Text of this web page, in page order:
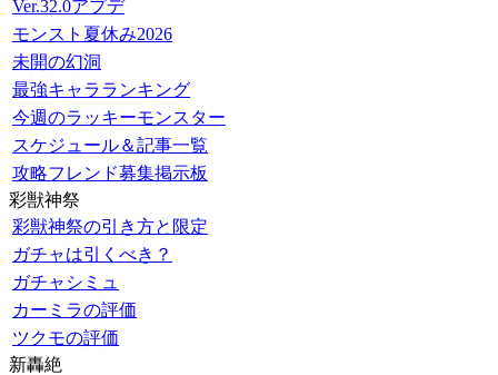
Ver.32.0アプデ
モンスト夏休み2026
未開の幻洞
最強キャラランキング
今週のラッキーモンスター
スケジュール＆記事一覧
攻略フレンド募集掲示板
彩獣神祭
彩獣神祭の引き方と限定
ガチャは引くべき？
ガチャシミュ
カーミラの評価
ツクモの評価
新轟絶